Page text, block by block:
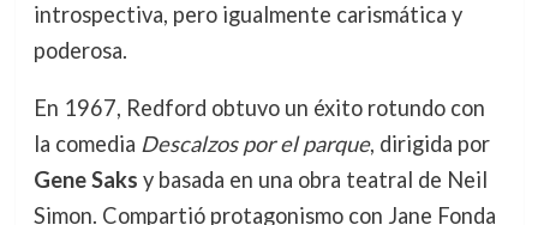
introspectiva, pero igualmente carismática y
poderosa.
En 1967, Redford obtuvo un éxito rotundo con
la comedia Descalzos por el parque, dirigida por
Gene Saks y basada en una obra teatral de Neil
Simon. Compartió protagonismo con Jane Fonda